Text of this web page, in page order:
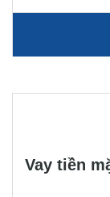
Vay tiền